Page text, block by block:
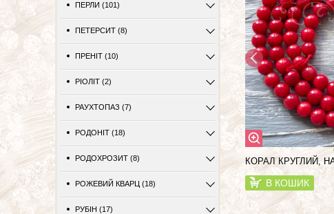
ПЕРЛИ (101)
ПЕТЕРСИТ (8)
ПРЕНІТ (10)
РІОЛІТ (2)
РАУХТОПАЗ (7)
РОДОНІТ (18)
РОДОХРОЗИТ (8)
РОЖЕВИЙ КВАРЦ (18)
РУБІН (17)
КОРАЛ КРУГЛИЙ,
В КОШИК